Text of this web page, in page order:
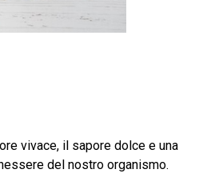
vivace, il sapore dolce e una
del nostro organismo.